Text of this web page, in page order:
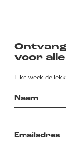
voor
Elke week de